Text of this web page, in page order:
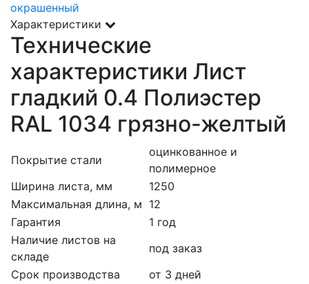
окрашенный
Характеристики
Технические
характеристики Лист
гладкий 0.4 Полиэстер
RAL 1034 грязно-желтый
Покрытие стали
оцинкованное и
полимерное
Ширина листа, мм
1250
Максимальная длина, м 12
Гарантия
1 год
Наличие листов на
складе
под заказ
Срок производства
от 3 дней